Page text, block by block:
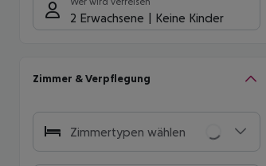
2 Erwachsene Keine Kinder
Zimmer & Verpflegung
Zimmertypen wählen